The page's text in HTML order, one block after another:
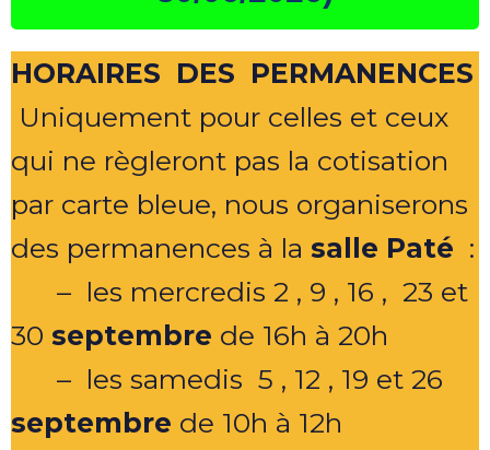
HORAIRES DES PERMANENCES
Uniquement pour celles et ceux
qui ne règleront pas la cotisation
par carte bleue, nous organiserons
des permanences à la salle Paté :
– les mercredis 2 , 9 , 16 , 23 et
30 septembre de 16h à 20h
– les samedis 5 , 12 , 19 et 26
septembre de 10h à 12h